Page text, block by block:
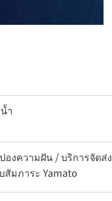
ำ
องความฝัน / บริการจัด
มภาระ Yamato